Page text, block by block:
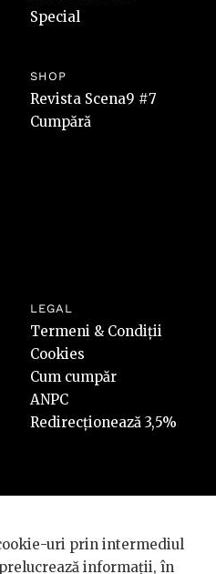
Special
SHOP
Revista Scena9 #7
Cumpără
LEGAL
Termeni & Condiții
Cookies
Cum cumpăr
ANPC
Redirecționează 3,5%
toate drepturile rezervate.
uri prin intermediul
informații, în